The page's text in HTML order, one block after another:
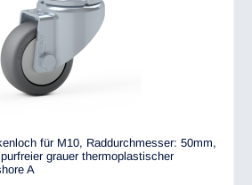
für M10, Raddurchmesser: 50mm,
grauer thermoplastischer
A